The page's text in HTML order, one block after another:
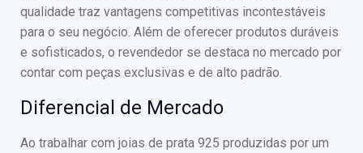
qualidade traz vantagens competitivas incontestáveis
para o seu negócio. Além de oferecer produtos duráveis
e sofisticados, o revendedor se destaca no mercado por
contar com peças exclusivas e de alto padrão.
Diferencial de Mercado
Ao trabalhar com joias de prata 925 produzidas por um